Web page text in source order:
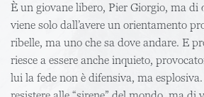
È un giovane libero, Pier Giorgio, ma di
viene solo dall’avere un orientamento
ribelle, ma uno che sa dove andare. E
riesce a essere anche inquieto,
lui la fede non è difensiva, ma